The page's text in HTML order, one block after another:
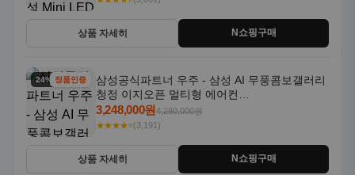
상품 자세히 N쇼핑구매
24% 할인정품인증
삼성공식파트너 우주 - 삼성 AI 무풍콤보갤러리
청정 이지오픈 멀티형 에어컨
AF80F17D22WRS 기본설치포함
3,248,000원4,290,000원
★★★★⭐(3,191)
상품 자세히 N쇼핑구매